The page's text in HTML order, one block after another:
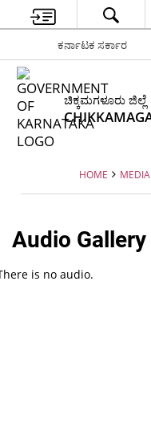
ಕರ್ನಾಟಕ ಸರ್ಕಾರ
ಚಿಕ್ಕಮಗಳೂರು ಜಿಲ್ಲೆ
HOME
Audio Gallery
is no audio.